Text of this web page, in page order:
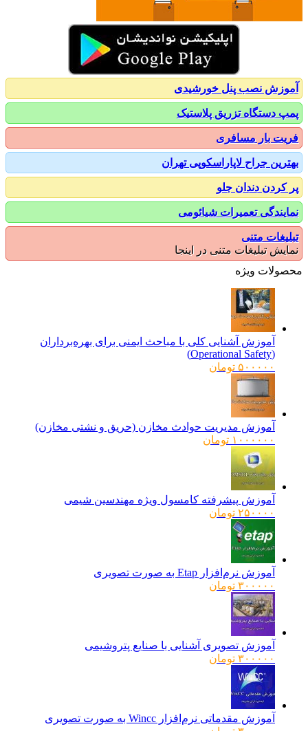
نصب پنل خورشیدی
دستگاه تزریق پلاستیک
بار مسافری
جراح لاپاراسکوپی تهران
دندان جلو
تعمیرات شیائومی
متنی
تبلیغات متنی در اینجا
ویژه
آموزش آشنایی کلی با مباحث ایمنی برای بهره‌برداران
۵۰۰۰۰۰ تومان
آموزش مدیریت حوادث مخازن (حریق و نشتی مخازن)
۱۰۰۰۰۰۰ تومان
آموزش پیشرفته کامسول ویژه مهندسین شیمی
۲۵۰۰۰۰ تومان
آموزش نرم‌افزار Etap به صورت تصویری
۳۰۰۰۰۰ تومان
آموزش تصویری آشنایی با صنایع پتروشیمی
۳۰۰۰۰۰ تومان
آموزش مقدماتی نرم‌افزار Wincc به صورت تصویری